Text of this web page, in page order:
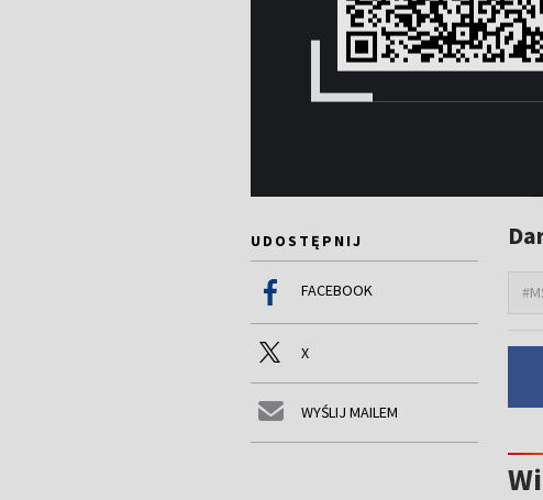
UDOSTĘPNIJ
FACEBOOK
X
WYŚLIJ MAILEM